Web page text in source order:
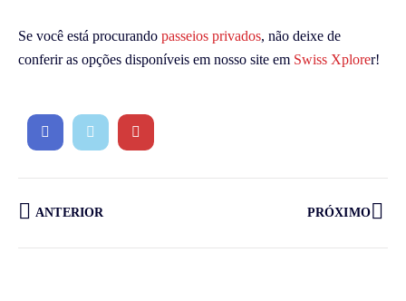
Se você está procurando passeios privados, não deixe de
conferir as opções disponíveis em nosso site em Swiss Xplorer!
ANTERIOR PRÓXIMO